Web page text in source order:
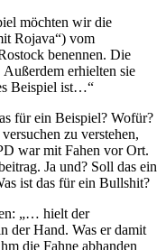
möchten wir die
Rojava“) vom
benennen. Die
erhielten sie
Beispiel ist…“
für ein Beispiel? Wofür?
zu verstehen,
war mit Fahen vor Ort.
Ja und? Soll das ein
ist das für ein Bullshit?
„… hielt der
der Hand. Was er damit
die Fahne abhanden